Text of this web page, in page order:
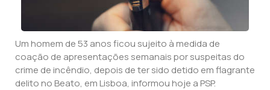
Um homem de 53 anos ficou sujeito à medida de
coação de apresentações semanais por suspeitas do
crime de incêndio, depois de ter sido detido em flagrante
delito no Beato, em Lisboa, informou hoje a PSP.